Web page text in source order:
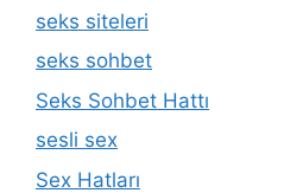
seks siteleri
seks sohbet
Seks Sohbet Hattı
sesli sex
Sex Hatları